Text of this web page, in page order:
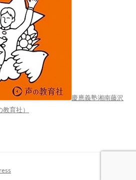
慶應義塾湘南藤沢
育社）